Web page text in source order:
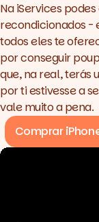
Na iServices
recondicionados-
todos eles te
por conseguir
que, na real, terás
por ti estivesse a
vale muito a pena.
Comprar